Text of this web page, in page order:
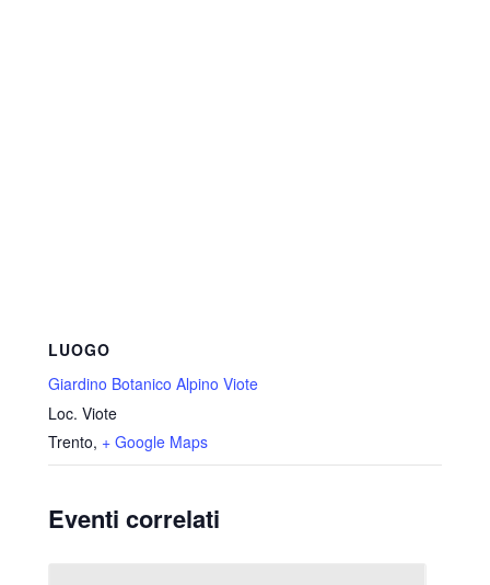
LUOGO
Giardino Botanico Alpino Viote
Loc. Viote
Trento, + Google Maps
Eventi correlati